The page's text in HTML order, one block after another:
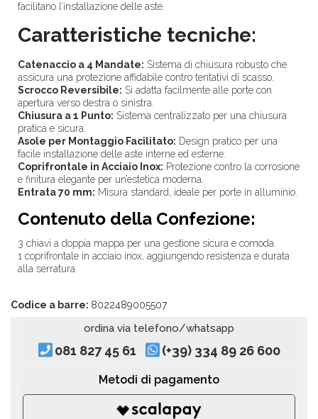
facilitano l’installazione delle aste.
Caratteristiche tecniche:
Catenaccio a 4 Mandate: Sistema di chiusura robusto che
assicura una protezione affidabile contro tentativi di scasso.
Scrocco Reversibile: Si adatta facilmente alle porte con
apertura verso destra o sinistra.
Chiusura a 1 Punto: Sistema centralizzato per una chiusura
pratica e sicura.
Asole per Montaggio Facilitato: Design pratico per una
facile installazione delle aste interne ed esterne.
Coprifrontale in Acciaio Inox: Protezione contro la corrosione
e finitura elegante per un’estetica moderna.
Entrata 70 mm: Misura standard, ideale per porte in alluminio.
Contenuto della Confezione:
3 chiavi a doppia mappa per una gestione sicura e comoda.
1 coprifrontale in acciaio inox, aggiungendo resistenza e durata
alla serratura.
Codice a barre: 8022489005507
ordina via telefono/whatsapp
081 827 45 61 (+39) 334 89 26 600
Metodi di pagamento